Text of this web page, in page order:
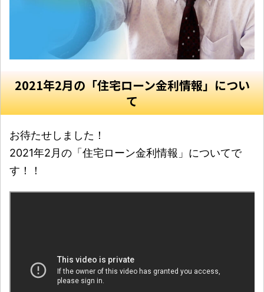
2021年2月の「住宅ローン金利情報」につい
て
お待たせしました！
2021年2月の「住宅ローン金利情報」についてで
す！！